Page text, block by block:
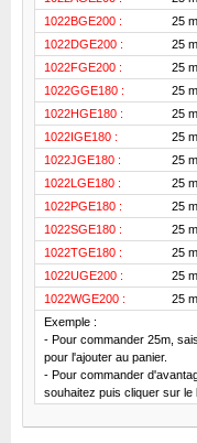
1022BGE200 :
25 m
1022DGE200 :
25 m
1022FGE200 :
25 m
1022GGE180 :
25 m
1022HGE180 :
25 m
1022IGE180 :
25 m
1022JGE180 :
25 m
1022LGE180 :
25 m
1022PGE180 :
25 m
1022SGE180 :
25 m
1022TGE180 :
25 m
1022UGE200 :
25 m
1022WGE200 :
25 m
Exemple :
- Pour commander 25m,
pour l'ajouter au panier.
- Pour commander
souhaitez puis cliquer sur le